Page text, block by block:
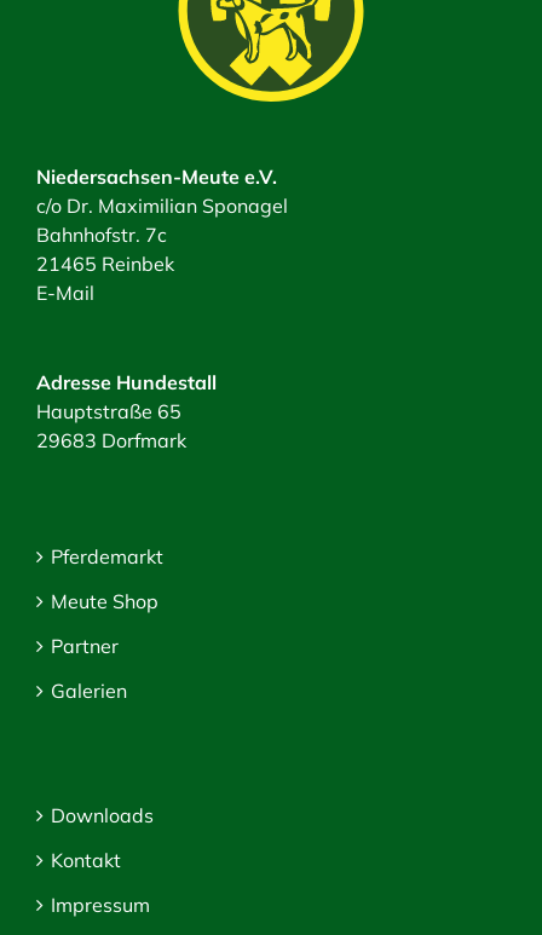
Niedersachsen-Meute e.V.
c/o Dr. Maximilian Sponagel
Bahnhofstr. 7c
21465 Reinbek
E-Mail
Adresse Hundestall
Hauptstraße 65
29683 Dorfmark
Pferdemarkt
Meute Shop
Partner
Galerien
Downloads
Kontakt
Impressum